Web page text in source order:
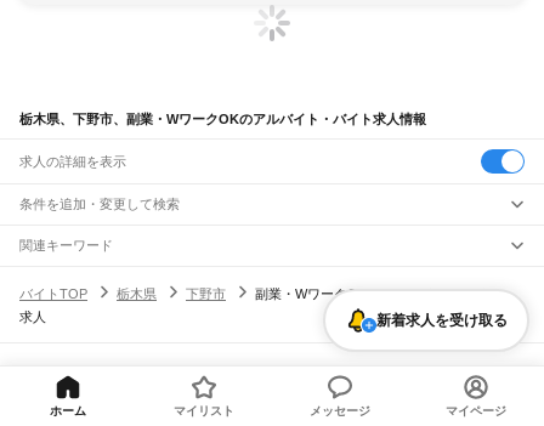
栃木県、下野市、副業・WワークOKのアルバイト・バイト求人情報
求人の詳細を表示
条件を追加・変更して検索
市区町村を追加・変更
栃木県すべて
小山市真岡市大田原市矢板市
上都賀郡
駅を追加・変更
宇都宮線
野木駅 間々田駅 小金井駅 自治医大駅 石橋駅 雀宮駅 岡本駅宝積寺駅
職種を追加・変更
飲食・フードサービス
すべて
ホールスタッフ
キッチンスタッフ 精肉・鮮魚加工
給食調理
パン屋（ベーカリー）
フードカウンター販売員 バー（BAR）・バーテンダー
人気
日払いOK
学生歓迎 深夜の仕事 髪型・髪色自由 ネイルOK
雇用形態を追加・変更
関連キーワード
栃木県 副業・WワークOK 仕事栃木県 佐野市 副業・WワークOK リモート
栃木県 日光市 副業・WワークOK w ワーク ok
バイトTOP 栃木県 下野市
副業・WワークOKのアルバイト・バイト・
求人
新着求人を受け取る
ヘルプ・お問い合わせ サイトマップ
利用規約・プライバシーポリシー
[企業]求人広告の掲載相談
ホーム マイリスト メッセージ マイページ